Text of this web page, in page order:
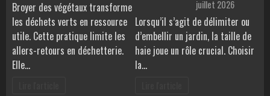
Broyer des végétaux transforme
les déchets verts en ressource
utile. Cette pratique limite les
allers-retours en déchetterie.
Elle…
juillet 2026
Lorsqu’il s’agit de délimiter ou
d’embellir un jardin, la taille de
haie joue un rôle crucial. Choisir
la…